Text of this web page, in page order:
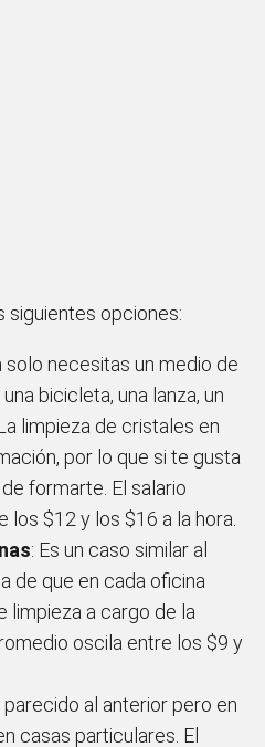
siguientes opciones:
solo necesitas un medio de
bicicleta, una lanza, un
limpieza de cristales en
por lo que si te gusta
formarte. El salario
los $12 y los $16 a la hora.
: Es un caso similar al
de que en cada oficina
limpieza a cargo de la
oscila entre los $9 y
parecido al anterior pero en
casas particulares. El